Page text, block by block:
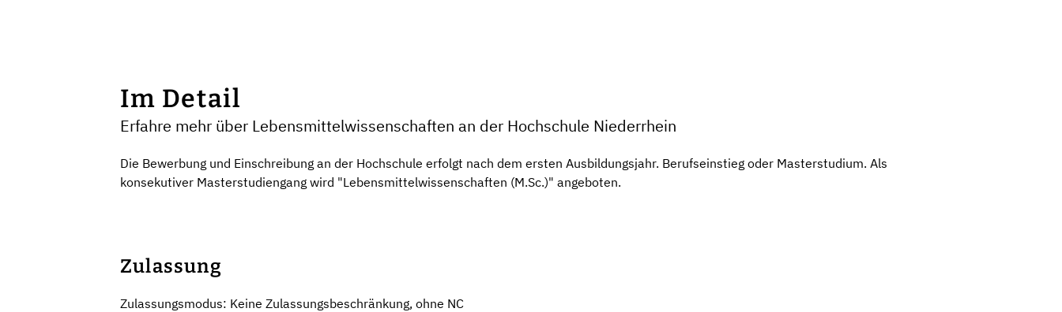
Im Detail
Erfahre mehr über Lebensmittelwissenschaften an der Hochschule Niederrhein
Die Bewerbung und Einschreibung an der Hochschule erfolgt nach dem ersten Ausbildungsjahr. Berufseinstieg oder Masterstudium. Als
konsekutiver Masterstudiengang wird "Lebensmittelwissenschaften (M.Sc.)" angeboten.
Zulassung
Zulassungsmodus: Keine Zulassungsbeschränkung, ohne NC